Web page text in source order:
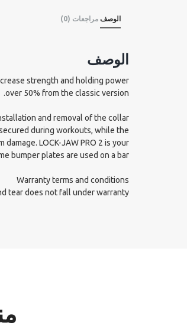
الوصف مراجعات (0)
الوصف
strength and holding power
over 50% from the classic version.
and removal of the collar
during workouts, while the
LOCK-JAW PRO 2 is your
bumper plates are used on a bar.
Warranty terms and conditions
tear does not fall under warranty.